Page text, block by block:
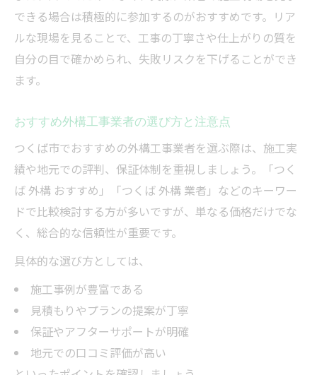
できる場合は積極的に参加するのがおすすめです。リア
ルな現場を見ることで、工事の丁寧さや仕上がりの質を
自分の目で確かめられ、失敗リスクを下げることができ
ます。
おすすめ外構工事業者の選び方と注意点
つくば市でおすすめの外構工事業者を選ぶ際は、施工実
績や地元での評判、保証体制を重視しましょう。「つく
ば 外構 おすすめ」「つくば 外構 業者」などのキーワー
ドで比較検討する方が多いですが、単なる価格だけでな
く、総合的な信頼性が重要です。
具体的な選び方としては、
施工事例が豊富である
見積もりやプランの提案が丁寧
保証やアフターサポートが明確
地元での口コミ評価が高い